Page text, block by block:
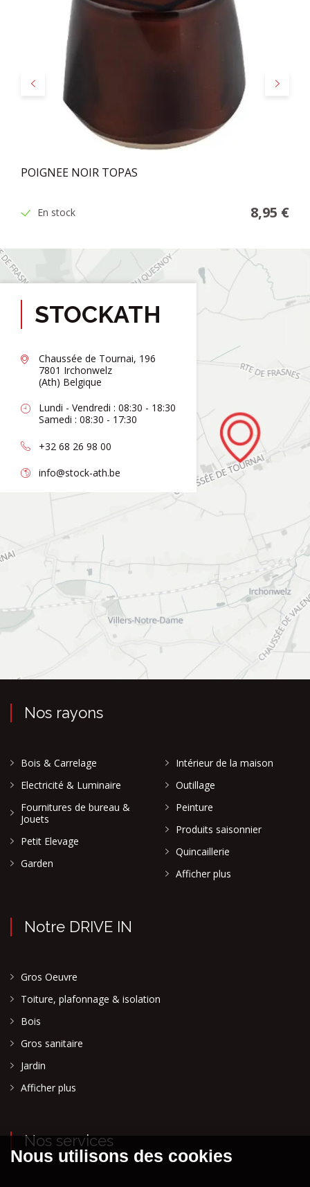
Précédent Suivant
POIGNEE NOIR TOPAS
En stock 8,95 €
STOCKATH
Chaussée de Tournai, 196
7801 Irchonwelz
(Ath) Belgique
Lundi - Vendredi : 08:30 - 18:30
Samedi : 08:30 - 17:30
+32 68 26 98 00
info@stock-ath.be
Nos rayons
Bois & Carrelage
Electricité & Luminaire
Fournitures de bureau &
Jouets
Petit Elevage
Garden
Intérieur de la maison
Outillage
Peinture
Produits saisonnier
Quincaillerie
Afficher plus
Notre DRIVE IN
Gros Oeuvre
Toiture, plafonnage & isolation
Bois
Gros sanitaire
Jardin
Afficher plus
Nos services